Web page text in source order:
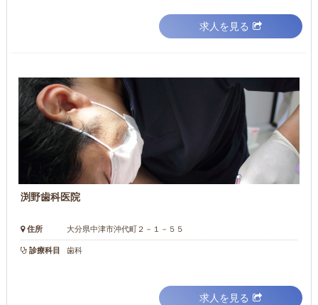
求人を見る
渕野歯科医院
住所 大分県中津市沖代町２－１－５５
診療科目 歯科
求人を見る